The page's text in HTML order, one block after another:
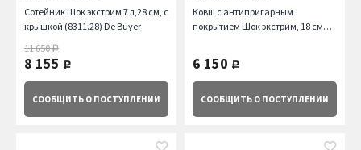
Сотейник Шок экстрим 7 л,28 см, с
крышкой (8311.28) De Buyer
11 650руб.
8 155 руб.
СООБЩИТЬ О ПОСТУПЛЕНИИ
Ковш с антипригарным
покрытием Шок экстрим, 18 см
6 150 руб.
СООБЩИТЬ О ПОСТУПЛЕНИИ